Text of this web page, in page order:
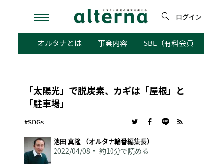
検
ログイン
オルタナとは 事業内容 SBL（有料会員向けサ
「太陽光」で脱炭素、カギは「屋根」と
「駐車場」
#SDGs
池田 真隆 （オルタナ輪番編集長）
2022/04/08 約10分で読める